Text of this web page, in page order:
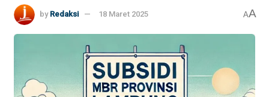
by Redaksi 18 Maret 2025 AA